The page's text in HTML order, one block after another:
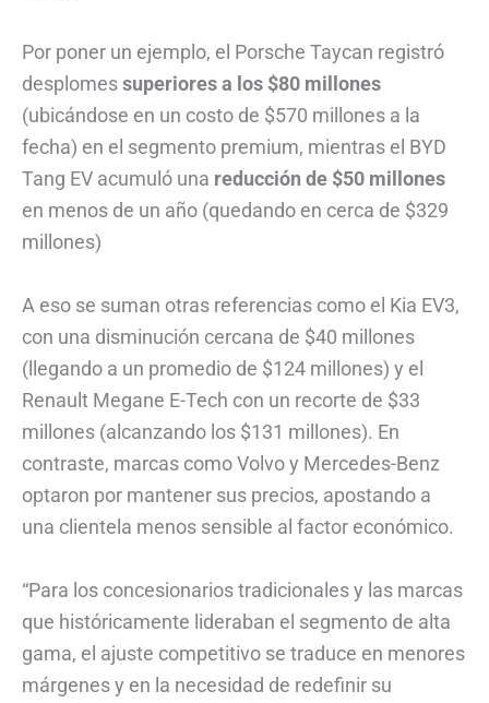
Por poner un ejemplo, el Porsche Taycan registró
desplomessuperiores a los $80 millones
(ubicándose en un costo de $570 millones a la
fecha) en el segmento premium, mientras el BYD
Tang EV acumuló una reducción de $50 millones
en menos de un año (quedando en cerca de $329
millones)
A eso se suman otras referencias como el Kia EV3,
con una disminución cercana de $40 millones
(llegando a un promedio de $124 millones) y el
Renault Megane E-Tech con un recorte de $33
millones (alcanzando los $131 millones). En
contraste, marcas como Volvo y Mercedes-Benz
optaron por mantener sus precios, apostando a
una clientela menos sensible al factor económico.
“Para los concesionarios tradicionales y las marcas
que históricamente lideraban el segmento de alta
gama, el ajuste competitivo se traduce en menores
márgenes y en la necesidad de redefinir su